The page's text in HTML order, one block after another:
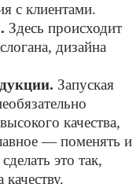
с клиентами.
Здесь происходит
дизайна
Запуская
качества,
— поменять и
это так,